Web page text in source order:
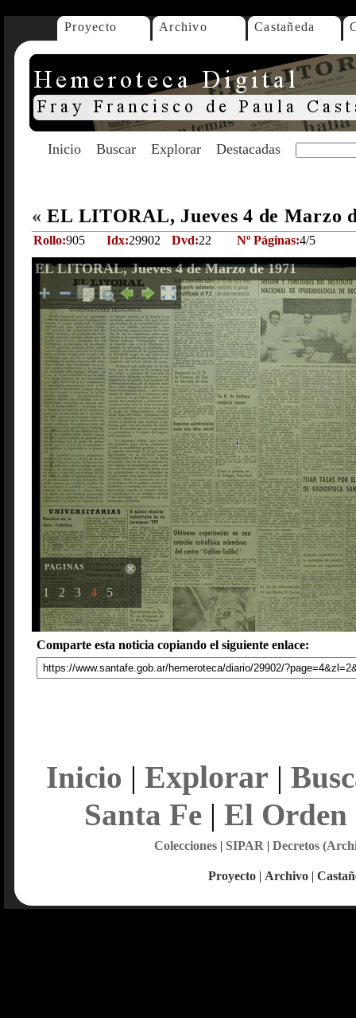
Proyecto Archivo Castañeda
Inicio Buscar Explorar Destacadas
« EL LITORAL, Jueves 4 de Marzo
Rollo:905 Idx:29902 Dvd:22 Nº Páginas:4/5
EL LITORAL, Jueves 4 de Marzo de 1971
PAGINAS
1 2 3 4 5
Comparte esta noticia copiando el siguiente enlace:
Inicio | Explorar |
Santa Fe| El Orden
Colecciones| SIPAR | Decretos
Proyecto | Archivo |